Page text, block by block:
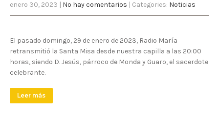
enero 30, 2023 | No hay comentarios | Categories: Noticias
El pasado domingo, 29 de enero de 2023, Radio María
retransmitió la Santa Misa desde nuestra capilla a las 20:00
horas, siendo D. Jesús, párroco de Monda y Guaro, el sacerdote
celebrante.
Leer más